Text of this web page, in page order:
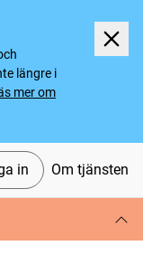
längre i
mer om
in Om tjänsten